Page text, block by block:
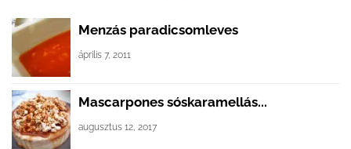
Menzás paradicsomleves
április 7, 2011
Mascarpones sóskaramellás...
augusztus 12, 2017